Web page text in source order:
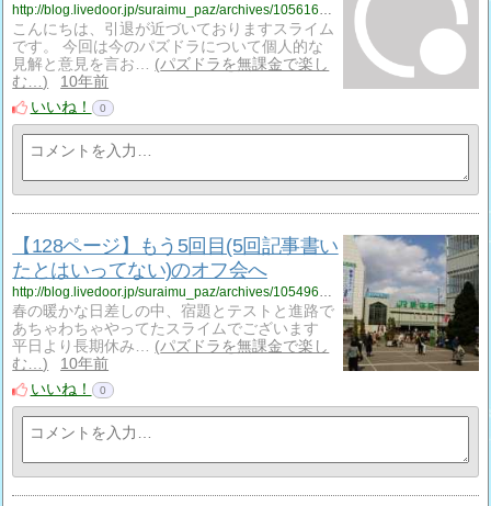
http://blog.livedoor.jp/suraimu_paz/archives/1056169680.html
こんにちは、引退が近づいておりますスライム
です。 今回は今のパズドラについて個人的な
見解と意見を言お…
パズドラを無課金で楽し
む…
10年前
いいね！
0
【128ページ】もう5回目(5回記事書い
たとはいってない)のオフ会へ
http://blog.livedoor.jp/suraimu_paz/archives/1054968944.html
春の暖かな日差しの中、宿題とテストと進路で
あちゃわちゃやってたスライムでございます
平日より長期休み…
パズドラを無課金で楽し
む…
10年前
いいね！
0